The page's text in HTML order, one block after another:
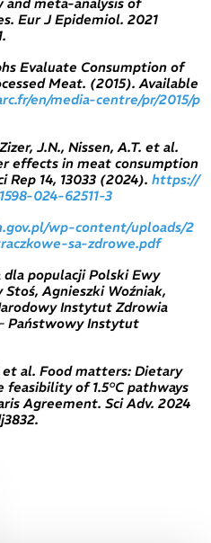
Eur J Epidemiol. 2021
Evaluate Consumption of
Meat. (2015). Available
en/media-centre/pr/2015/p
J.N., Nissen, A.T. et al.
effects in meat consumption
Rep 14, 13033 (2024). https://
024-62511-3
wp-content/uploads/2
sa-zdrowe.pdf
dla populacji Polski Ewy
Stoś, Agnieszki Woźniak,
Instytut Zdrowia
Państwowy Instytut
et al. Food matters: Dietary
feasibility of 1.5°C pathways
Agreement. Sci Adv. 2024